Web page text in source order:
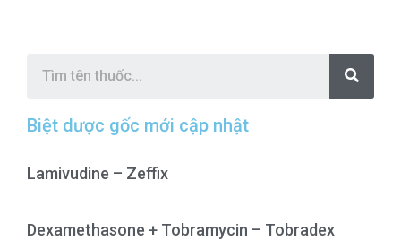
S
a
r
Biệt dược gốc mới cập nhật
Lamivudine – Zeffix
Dexamethasone + Tobramycin – Tobradex